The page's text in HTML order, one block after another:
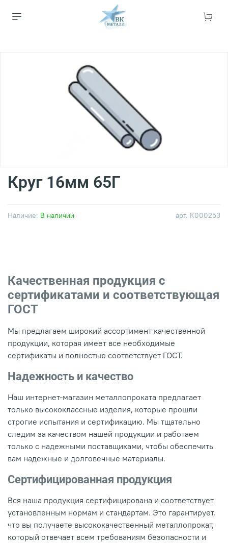
арт. К000253
Наличие: В наличии
Круг 16мм 65Г
Качественная продукция с
сертификатами и соответствующая
ГОСТ
Мы предлагаем широкий ассортимент качественной
продукции, которая имеет все необходимые
сертификаты и полностью соответствует ГОСТ.
Надежность и качество
Наш интернет-магазин металлопроката предлагает
только высококлассные изделия, которые прошли
строгие испытания и сертификацию. Мы тщательно
следим за качеством нашей продукции и работаем
только с надежными поставщиками, чтобы обеспечить
вам надежные и долговечные материалы.
Сертифицированная продукция
Вся наша продукция сертифицирована и соответствует
установленным нормам и стандартам. Это гарантирует,
что вы получаете высококачественный металлопрокат,
который отвечает всем требованиям безопасности и